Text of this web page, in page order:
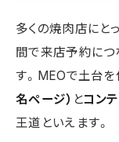
多くの焼肉店にと
間で来店予約につ
す。MEOで土台を
名ページ） とコンテ
王道といえます。